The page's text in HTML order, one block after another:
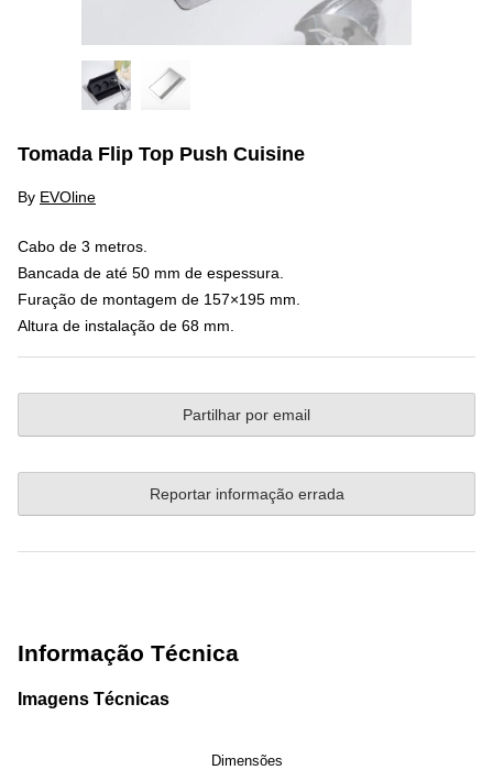
Tomada Flip Top Push Cuisine
By EVOline
Cabo de 3 metros.
Bancada de até 50 mm de espessura.
Furação de montagem de 157×195 mm.
Altura de instalação de 68 mm.
Partilhar por email
Reportar informação errada
Informação Técnica
Imagens Técnicas
Dimensões